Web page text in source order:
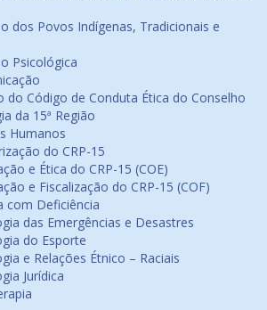
dos Povos Indígenas, Tradicionais e
Psicológica
do Código de Conduta Ética do Conselho
da 15ª Região
Humanos
do CRP-15
e Ética do CRP-15 (COE)
e Fiscalização do CRP-15 (COF)
com Deficiência
das Emergências e Desastres
do Esporte
e Relações Étnico – Raciais
Jurídica